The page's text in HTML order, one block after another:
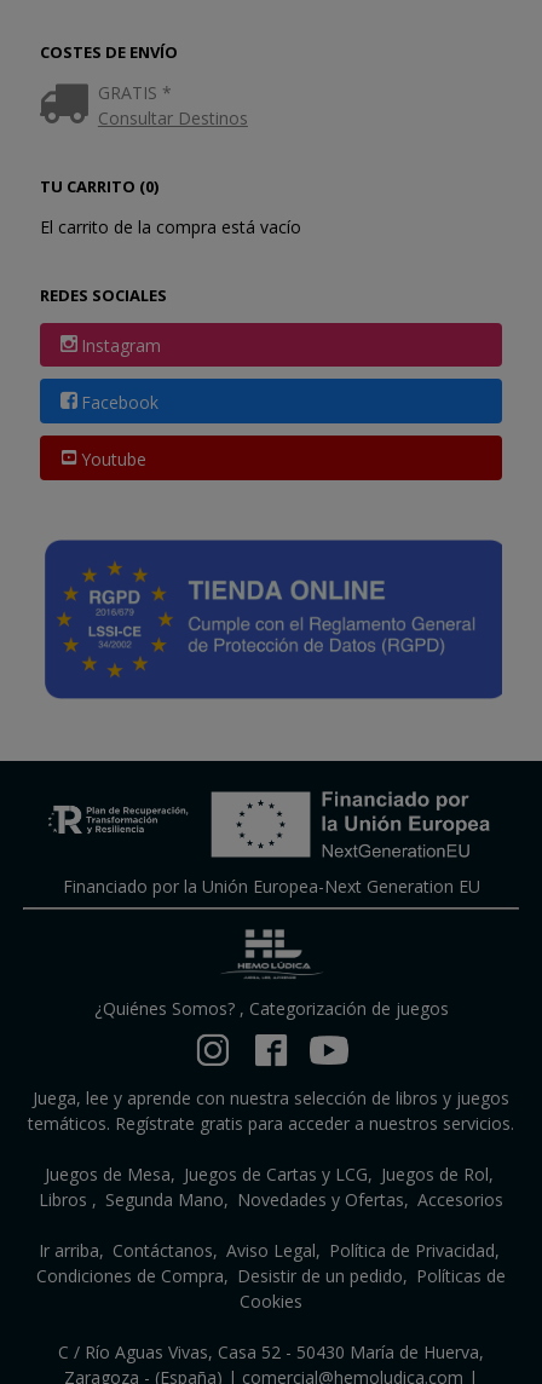
COSTES DE ENVÍO
GRATIS *
Consultar Destinos
TU CARRITO (0)
El carrito de la compra está vacío
REDES SOCIALES
Instagram
Facebook
Youtube
Financiado por la Unión Europea-Next Generation EU
¿Quiénes Somos?, Categorización de juegos
Juega, lee y aprende con nuestra selección de libros y juegos
temáticos. Regístrate gratis para acceder a nuestros servicios.
Juegos de Mesa Juegos de Cartas y LCG
Juegos de Rol
Libros
Segunda Mano Novedades y Ofertas Accesorios
Ir arriba Contáctanos Aviso Legal
Política de Privacidad
Condiciones de Compra
Desistir de un pedido
Políticas de
Cookies
C / Río Aguas Vivas, Casa 52 - 50430 María de Huerva,
Zaragoza - (España) | comercial@hemoludica.com |